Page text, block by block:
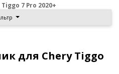
7 Pro 2020+
для Chery Tiggo